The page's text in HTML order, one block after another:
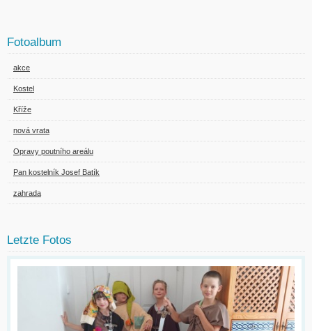
Fotoalbum
akce
Kostel
Kříže
nová vrata
Opravy poutního areálu
Pan kostelník Josef Batík
zahrada
Letzte Fotos